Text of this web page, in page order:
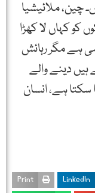
چین، ملائیشیا
کو کہاں لا کھڑا
ہے مگر رہائش
ہیں دینے والے
سکتا ہے، انسان
LinkedIn
Print